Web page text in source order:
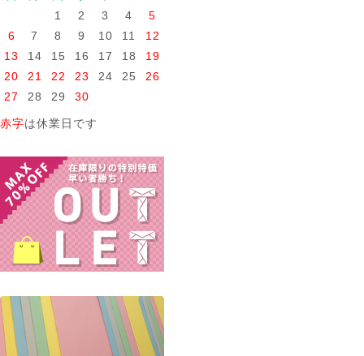
1
2 3 4
5
6
7 8 9 10 11
12
13
14 15 16 17 18
19
20
21 22 23 24 25
26
27
28 29 30
赤字は休業日です